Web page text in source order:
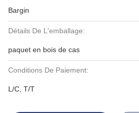
Bargin
Détails De L'emballage:
paquet en bois de cas
Conditions De Paiement:
L/C, T/T